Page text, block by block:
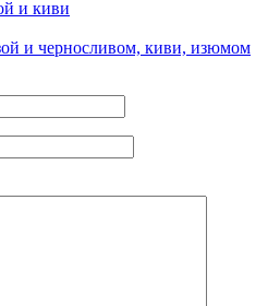
и черносливом, киви, изюмом